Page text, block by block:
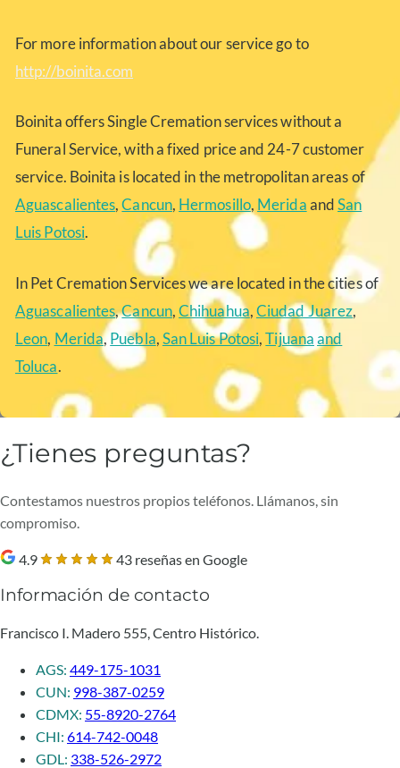
For more information about our service go to
http://boinita.com
Boinita offers Single Cremation services without a
Funeral Service, with a fixed price and 24-7 customer
service. Boinita is located in the metropolitan areas of
Aguascalientes,Cancun, Hermosillo, MeridaandSan
Luis Potosi.
In Pet Cremation Services we are located in the cities of
Aguascalientes,Cancun,Chihuahua,Ciudad Juarez,
Leon, Merida,Puebla,San Luis Potosi,Tijuanaand
Toluca.
¿Tienes preguntas?
Contestamos nuestros propios teléfonos. Llámanos, sin
compromiso.
4.9 43 reseñas en Google
Información de contacto
Francisco I. Madero 555, Centro Histórico.
AGS: 449-175-1031
CUN: 998-387-0259
CDMX: 55-8920-2764
CHI: 614-742-0048
GDL: 338-526-2972